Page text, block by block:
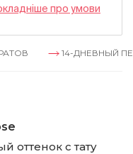
про умови
14-ДНЕВНЫЙ
оттенок с тату